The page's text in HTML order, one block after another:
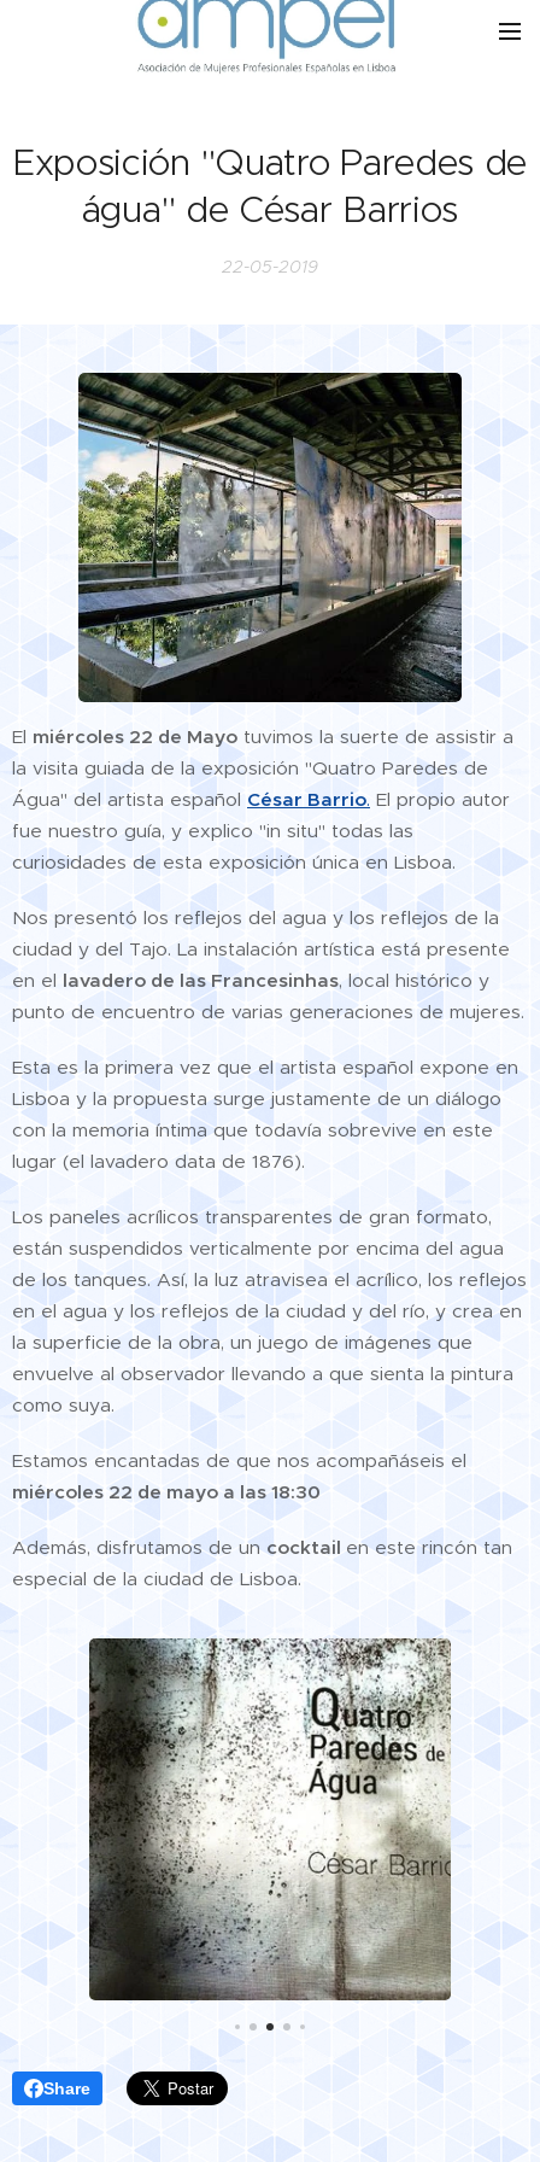
Exposición "Quatro Paredes de
água" de César Barrios
22-05-2019
El miércoles 22 de Mayo tuvimos la suerte de assistir a
la visita guiada de la exposición "Quatro Paredes de
Água" del artista español César Barrio. El propio autor
fue nuestro guía, y explico "in situ" todas las
curiosidades de esta exposición única en Lisboa.
Nos presentó los reflejos del agua y los reflejos de la
ciudad y del Tajo. La instalación artística está presente
en el lavadero de las Francesinhas, local histórico y
punto de encuentro de varias generaciones de mujeres.
Esta es la primera vez que el artista español expone en
Lisboa y la propuesta surge justamente de un diálogo
con la memoria íntima que todavía sobrevive en este
lugar (el lavadero data de 1876).
Los paneles acrílicos transparentes de gran formato,
están suspendidos verticalmente por encima del agua
de los tanques. Así, la luz atravisea el acrílico, los reflejos
en el agua y los reflejos de la ciudad y del río, y crea en
la superficie de la obra, un juego de imágenes que
envuelve al observador llevando a que sienta la pintura
como suya.
Estamos encantadas de que nos acompañáseis el
miércoles 22 de mayo a las 18:30
Además, disfrutamos de uncocktail en este rincón tan
especial de la ciudad de Lisboa.
Share